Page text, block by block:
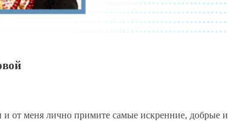
от меня лично примите самые искренние, добрые и